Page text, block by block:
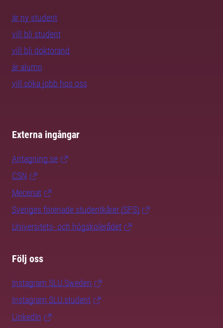
är ny student
vill bli student
vill bli doktorand
är alumn
vill söka jobb hos oss
Externa ingångar
Antagning.se
CSN
Mecenat
Sveriges förenade studentkårer (SFS)
Universitets- och högskolerådet
Följ oss
Instagram SLU.Sweden
Instagram SLU.student
LinkedIn